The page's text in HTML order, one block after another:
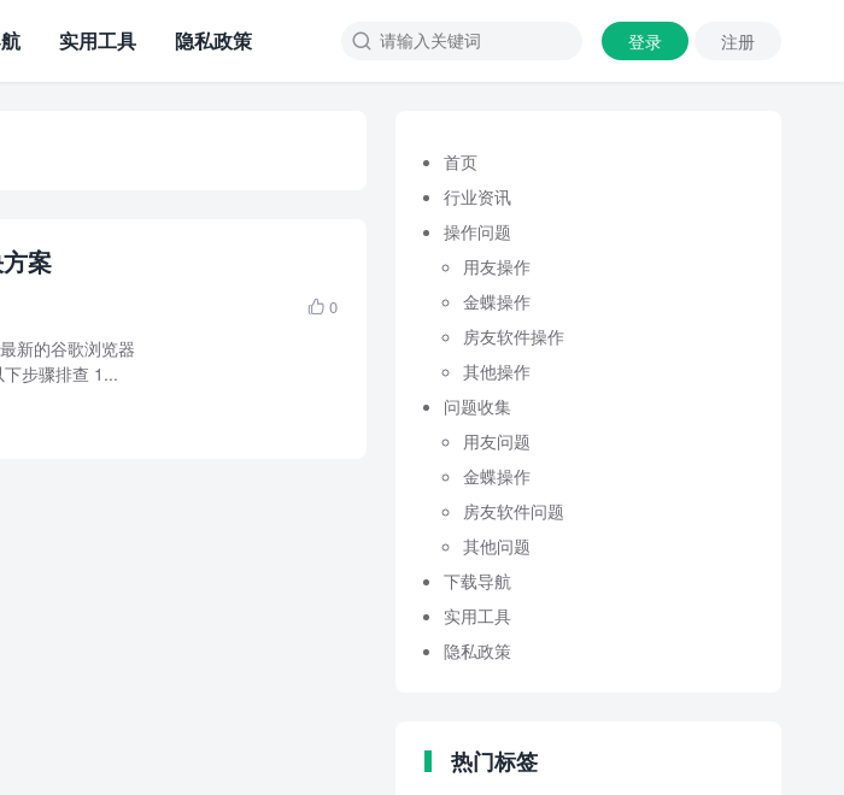
登录 注册

实用工具 隐私政策
案
 0
新的谷歌浏览器
步骤排查 1...
首页
行业资讯
操作问题
用友操作
金蝶操作
房友软件操作
其他操作
问题收集
用友问题
金蝶操作
房友软件问题
其他问题
下载导航
实用工具
隐私政策
热门标签